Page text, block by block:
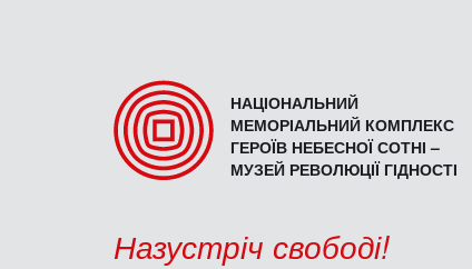
НАЦІОНАЛЬНИЙ
МЕМОРІАЛЬНИЙ КОМПЛЕКС
ГЕРОЇВ НЕБЕСНОЇ СОТНІ –
МУЗЕЙ РЕВОЛЮЦІЇ ГІДНОСТІ
Назустріч свободі!